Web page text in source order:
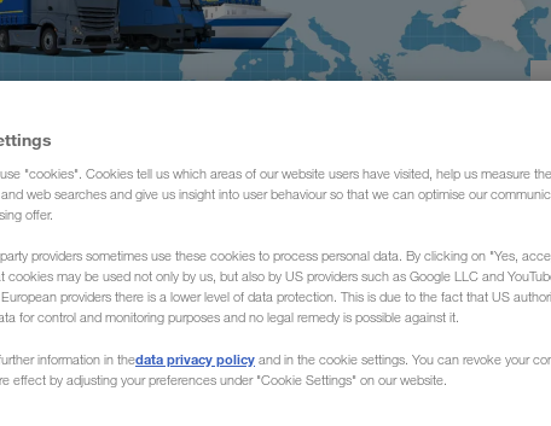
Russia and Belarus
"cookies". Cookies tell us which areas of our website users have visited, help us measure
web searches and give us insight into user behaviour so that we can optimise our
offer.
providers sometimes use these cookies to process personal data. By clicking on "Yes,
cookies may be used not only by us, but also by US providers such as Google LLC and
providers there is a lower level of data protection. This is due to the fact that US
for control and monitoring purposes and no legal remedy is possible against it.
information in thedata privacy policy and in the cookie settings. You can revoke your
effect by adjusting your preferences under "Cookie Settings" on our website.